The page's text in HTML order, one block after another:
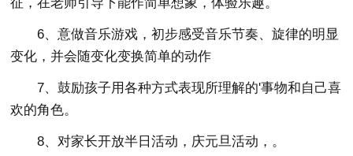
6、意做音乐游戏，初步感受音乐节奏、旋律的明显
变化，并会随变化变换简单的动作
7、鼓励孩子用各种方式表现所理解的'事物和自己喜
欢的角色。
8、对家长开放半日活动，庆元旦活动，。